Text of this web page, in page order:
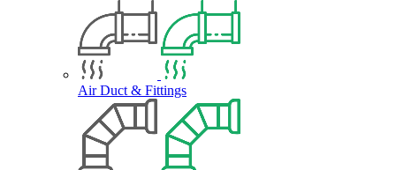
Air Duct & Fittings